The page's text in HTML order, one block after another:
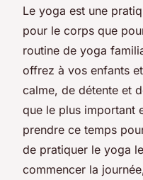
Le yoga est une
pour le corps que
routine de yoga
offrez à vos enfants
calme, de détente et
que le plus important
prendre ce temps
de pratiquer le yoga
commencer la